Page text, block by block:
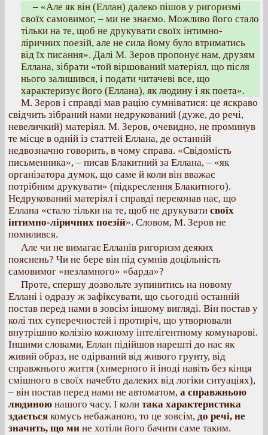
– «Але як він (Еллан) далеко пішов у ригоризмі
своїх самовимог, – ми не знаємо. Можливо його стало
тільки на те, щоб не друкувати своїх інтимно-
ліричних поезій, але не сила йому було втриматись
від їх писання». Далі М. Зеров пропонує нам, друзям
Еллана, зібрати «той віршований матеріял, що після
нього залишився, і подати читачеві все, що
характеризує його (Еллана), як людину і як поета».
М. Зеров і справді мав рацію сумніватися: це яскраво
свідчить зібраний нами недрукований (дуже, до речі,
невеличкий) матеріял. М. Зеров, очевидно, не проминув
те місце в одній із статтей Еллана, де останній
недвозначно говорить, в чому справа. «Свідомість
письменника», – писав Блакитний за Еллана, – «як
організатора думок, що саме й коли він вважає
потрібним друкувати» (підкреслення Блакитного).
Недрукований матеріял і справді переконав нас, що
Еллана «стало тільки на те, щоб не друкувати своїх
інтимно-ліричних поезій». Словом, М. Зеров не
помилився.
Але чи не вимагає Елланів ригоризм деяких
пояснень? Чи не бере він під сумнів доцільність
самовимог «незламного» «барда»?
Проте, спершу дозвольте зупинитись на новому
Еллані і одразу ж зафіксувати, що сьогодні останній
постав перед нами в зовсім іншому вигляді. Він постав у
колі тих суперечностей і протиріч, що утворювали
внутрішню колізію кожному інтелігентному комунарові.
Іншими словами, Еллан підійшов нарешті до нас як
живий образ, не одірваний від живого грунту, від
справжнього життя (химерного й іноді навіть без кінця
смішного в своїх начебто далеких від логіки ситуаціях),
– він постав перед нами не автоматом, а справжньою
людиною нашого часу. І коли така характеристика
здається комусь небажаною, то це зовсім, до речі, не
значить, що ми не хотіли його бачити саме таким.